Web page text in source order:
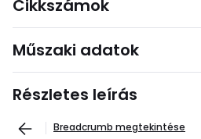
Cikkszámok
Műszaki adatok
Részletes leírás
Breadcrumb megtekintése